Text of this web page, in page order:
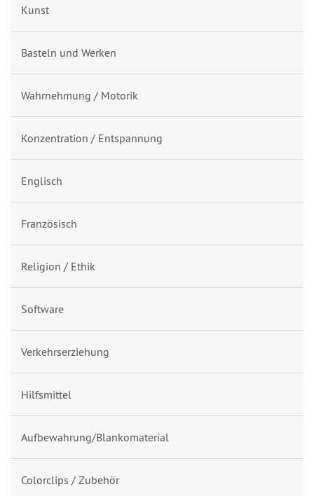
Kunst
Basteln und Werken
Wahrnehmung / Motorik
Konzentration / Entspannung
Englisch
Französisch
Religion / Ethik
Software
Verkehrserziehung
Hilfsmittel
Aufbewahrung/Blankomaterial
Colorclips / Zubehör